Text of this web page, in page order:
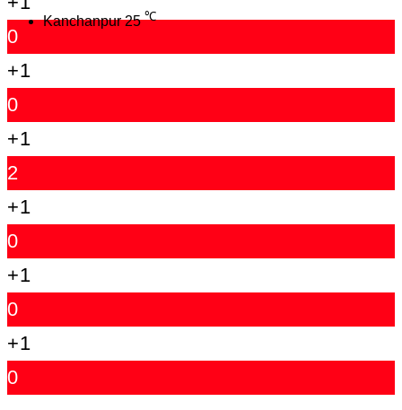
Kanchanpur 25℃
0
+1
0
+1
2
+1
0
+1
0
+1
0